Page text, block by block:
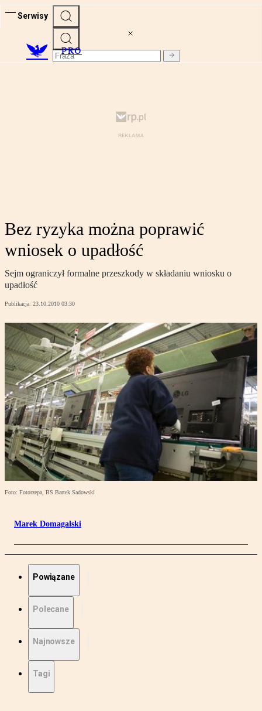
Serwisy
PRO
Bez ryzyka można poprawić
wniosek o upadłość
Sejm ograniczył formalne przeszkody w składaniu wniosku o
upadłość
Publikacja: 23.10.2010 03:30
Foto: Fotorzepa, BS Bartek Sadowski
Marek Domagalski
Powiązane
Polecane
Najnowsze
Tagi